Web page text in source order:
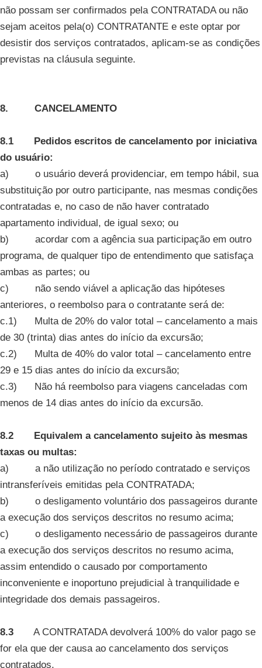
não possam ser confirmados pela CONTRATADA ou não
sejam aceitos pela(o) CONTRATANTE e este optar por
desistir dos serviços contratados, aplicam-se as condições
previstas na cláusula seguinte.
8. CANCELAMENTO
8.1 Pedidos escritos de cancelamento por iniciativa
do usuário:
a) o usuário deverá providenciar, em tempo hábil, sua
substituição por outro participante, nas mesmas condições
contratadas e, no caso de não haver contratado
apartamento individual, de igual sexo; ou
b) acordar com a agência sua participação em outro
programa, de qualquer tipo de entendimento que satisfaça
ambas as partes; ou
c) não sendo viável a aplicação das hipóteses
anteriores, o reembolso para o contratante será de:
c.1) Multa de 20% do valor total – cancelamento a mais
de 30 (trinta) dias antes do início da excursão;
c.2) Multa de 40% do valor total – cancelamento entre
29 e 15 dias antes do início da excursão;
c.3) Não há reembolso para viagens canceladas com
menos de 14 dias antes do início da excursão.
8.2 Equivalem a cancelamento sujeito às mesmas
taxas ou multas:
a) a não utilização no período contratado e serviços
intransferíveis emitidas pela CONTRATADA;
b) o desligamento voluntário dos passageiros durante
a execução dos serviços descritos no resumo acima;
c) o desligamento necessário de passageiros durante
a execução dos serviços descritos no resumo acima,
assim entendido o causado por comportamento
inconveniente e inoportuno prejudicial à tranquilidade e
integridade dos demais passageiros.
8.3 A CONTRATADA devolverá 100% do valor pago se
for ela que der causa ao cancelamento dos serviços
contratados.